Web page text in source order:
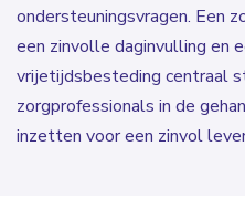
ondersteuningsvragen. Een
een zinvolle daginvulling en
vrijetijdsbesteding centraal
zorgprofessionals in de
inzetten voor een zinvol